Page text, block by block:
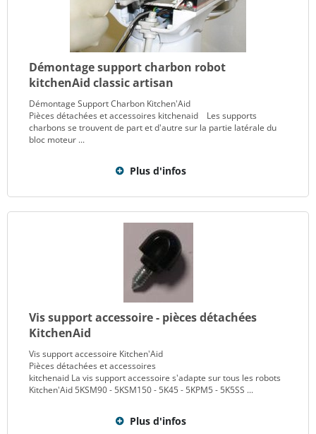
Démontage support charbon robot
kitchenAid classic artisan
Démontage Support Charbon Kitchen'Aid
Pièces détachées et accessoires kitchenaid Les supports
charbons se trouvent de part et d'autre sur la partie latérale du
bloc moteur ...
Plus d'infos
Vis support accessoire - pièces détachées
KitchenAid
Vis support accessoire Kitchen'Aid
Pièces détachées et accessoires
kitchenaid La vis support accessoire s'adapte sur tous les robots
Kitchen'Aid 5KSM90 - 5KSM150 - 5K45 - 5KPM5 - 5K5SS ...
Plus d'infos